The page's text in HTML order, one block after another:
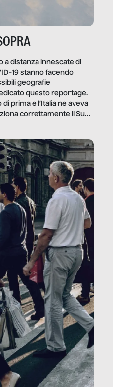
a distanza innescate di
19 stanno facendo
geografie
questo reportage.
prima e l’Italia ne aveva
correttamente il Sud